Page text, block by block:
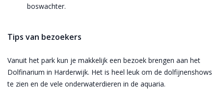
boswachter.
Tips van bezoekers
Vanuit het park kun je makkelijk een bezoek brengen aan het
Dolfinarium in Harderwijk. Het is heel leuk om de dolfijnenshows
te zien en de vele onderwaterdieren in de aquaria.